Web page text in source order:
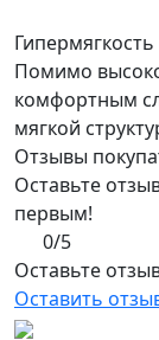
Гипермягкость
Помимо
комфортным
мягкой
Отзывы
Оставьте
первым!
0/5
Оставьте
Оставить